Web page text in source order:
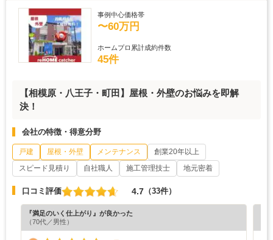
事例中心価格帯
〜60万円
ホームプロ累計成約件数
45件
【相模原・八王子・町田】屋根・外壁のお悩みを即解
決！
会社の特徴・得意分野
戸建 屋根・外壁 メンテナンス
創業20年以上
スピード見積り
自社職人 施工管理技士 地元密着
口コミ評価 4.7 （33件）
『満足のいく仕上がり』が良かった
（70代／男性）